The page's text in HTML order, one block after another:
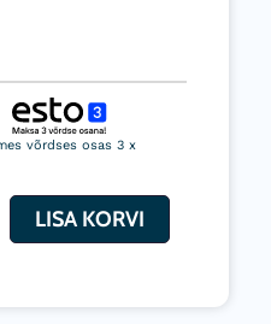
võrdses osas 3 x
LISA KORVI